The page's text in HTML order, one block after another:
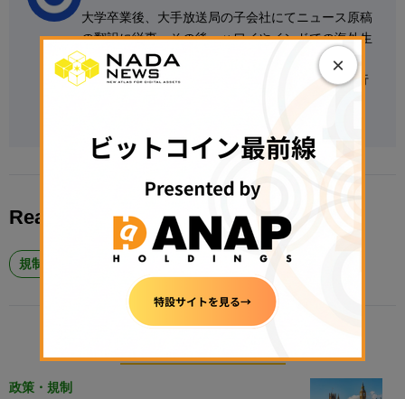
大学卒業後、大手放送局の子会社にてニュース原稿
の翻訳に従事。その後、ハワイやインドでの海外生
活を経て、米大手テック企業の翻訳者として活動。
2019年よりCoinDesk Japanで翻訳および編集を行
Read More About
規制
政策・規制
×